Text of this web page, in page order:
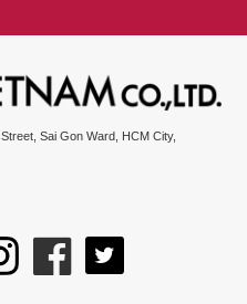
Sai Gon Ward, HCM City,